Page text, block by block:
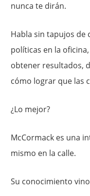
nunca te dirán.
Habla sin tapujos de
políticas en la
obtener resultados,
cómo lograr que las
¿Lo mejor?
McCormack es una
mismo en la calle.
Su conocimiento